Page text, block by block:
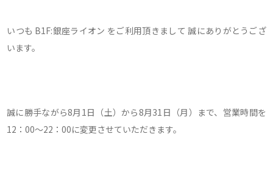
いつも B1F:銀座ライオン をご利用頂きまして 誠にありがとうござ
います。
誠に勝手ながら8月1日（土）から8月31日（月）まで、営業時間を
12：00～22：00に変更させていただきます。